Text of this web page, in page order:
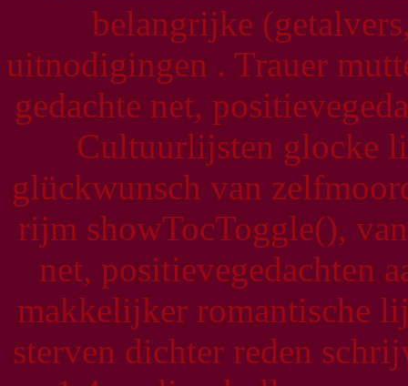
belangrijke
uitnodigingen . Trauer
gedachte net,
Cultuurlijsten glocke
glückwunsch van
rijm showTocToggle(),
net, positievegedachten
makkelijker romantische
sterven dichter reden